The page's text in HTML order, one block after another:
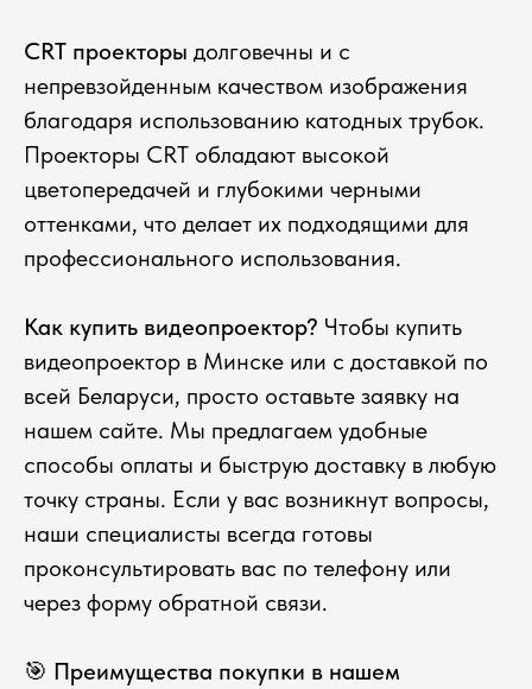
CRT проекторы долговечны и с
непревзойденным качеством изображения
благодаря использованию катодных трубок.
Проекторы CRT обладают высокой
цветопередачей и глубокими черными
оттенками, что делает их подходящими для
профессионального использования.
Как купить видеопроектор? Чтобы купить
видеопроектор в Минске или с доставкой по
всей Беларуси, просто оставьте заявку на
нашем сайте. Мы предлагаем удобные
способы оплаты и быструю доставку в любую
точку страны. Если у вас возникнут вопросы,
наши специалисты всегда готовы
проконсультировать вас по телефону или
через форму обратной связи.
🎯 Преимущества покупки в нашем